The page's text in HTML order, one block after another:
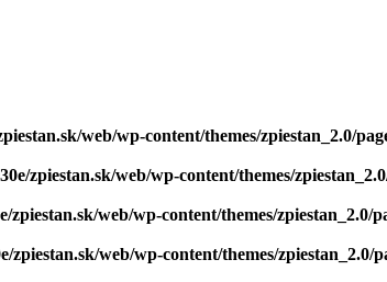
web/wp-content/themes/zpiestan_2.0/
zpiestan.sk/web/wp-content/themes/
zpiestan.sk/web/wp-content/themes/
zpiestan.sk/web/wp-content/themes/